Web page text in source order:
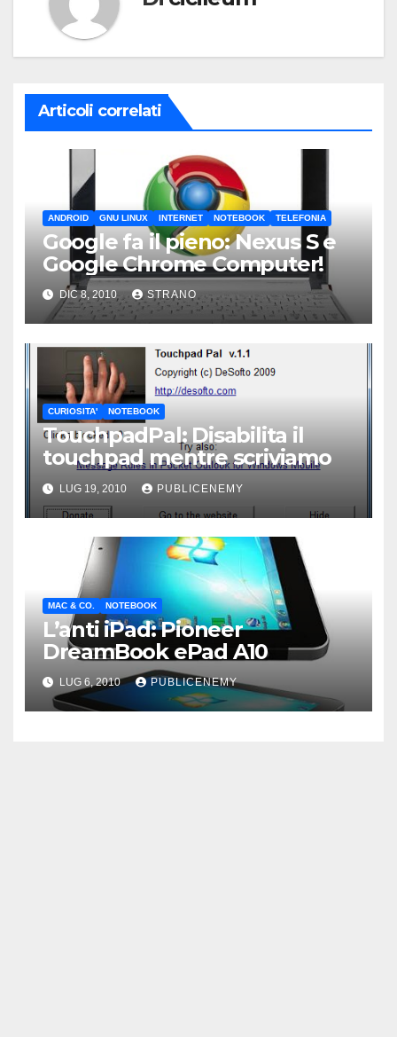
Articoli correlati
ANDROID GNU LINUX INTERNET NOTEBOOK TELEFONIA
Google fa il pieno: Nexus S e
Google Chrome Computer!
DIC 8, 2010 STRANO
CURIOSITA' NOTEBOOK
TouchpadPal: Disabilita il
touchpad mentre scriviamo
LUG 19, 2010 PUBLICENEMY
MAC & CO. NOTEBOOK
L’anti iPad: Pioneer
DreamBook ePad A10
LUG 6, 2010 PUBLICENEMY